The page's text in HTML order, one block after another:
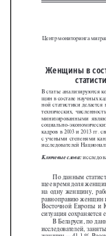
ОПИСАНИЕ